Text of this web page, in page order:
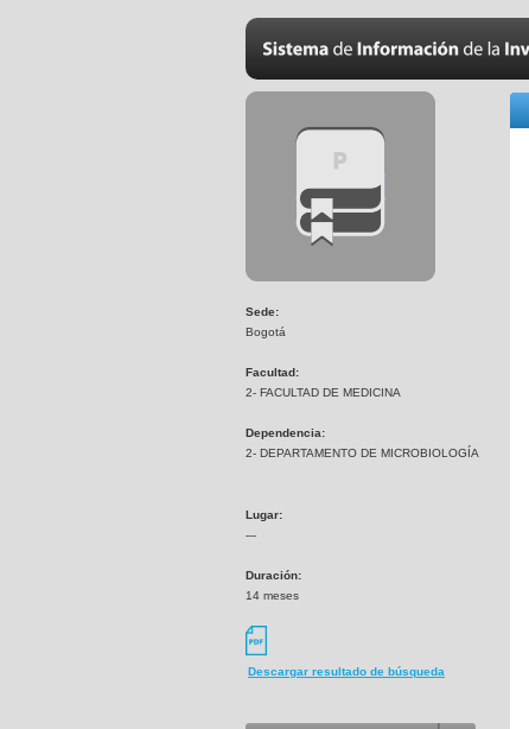
Sede:
Bogotá
Facultad:
2- FACULTAD DE MEDICINA
Dependencia:
2- DEPARTAMENTO DE MICROBIOLOGÍA
Lugar:
---
Duración:
14 meses
Descargar resultado de búsqueda